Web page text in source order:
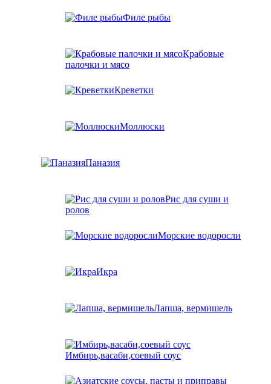
Филе рыбы
Крабовые
палочки и мясо
Креветки
Моллюски
Паназия
Рис для суши и
ролов
Морские водоросли
Икра
Лапша, вермишель
Имбирь,васаби,соевый соус